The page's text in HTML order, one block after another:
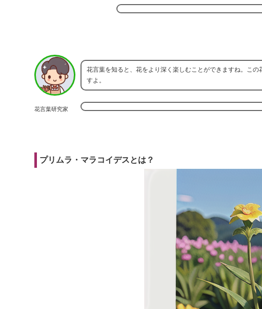
花言葉研究家
花言葉を知ると、花をより深く楽しむことができますね。こ
すよ。
プリムラ・マラコイデスとは？